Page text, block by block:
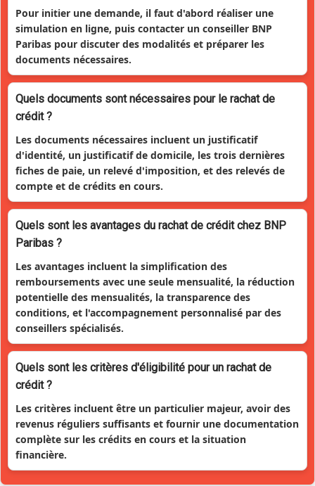
Pour initier une demande, il faut d'abord réaliser une
simulation en ligne, puis contacter un conseiller BNP
Paribas pour discuter des modalités et préparer les
documents nécessaires.
Quels documents sont nécessaires pour le rachat de
crédit ?
Les documents nécessaires incluent un justificatif
d'identité, un justificatif de domicile, les trois dernières
fiches de paie, un relevé d'imposition, et des relevés de
compte et de crédits en cours.
Quels sont les avantages du rachat de crédit chez BNP
Paribas ?
Les avantages incluent la simplification des
remboursements avec une seule mensualité, la réduction
potentielle des mensualités, la transparence des
conditions, et l'accompagnement personnalisé par des
conseillers spécialisés.
Quels sont les critères d'éligibilité pour un rachat de
crédit ?
Les critères incluent être un particulier majeur, avoir des
revenus réguliers suffisants et fournir une documentation
complète sur les crédits en cours et la situation
financière.